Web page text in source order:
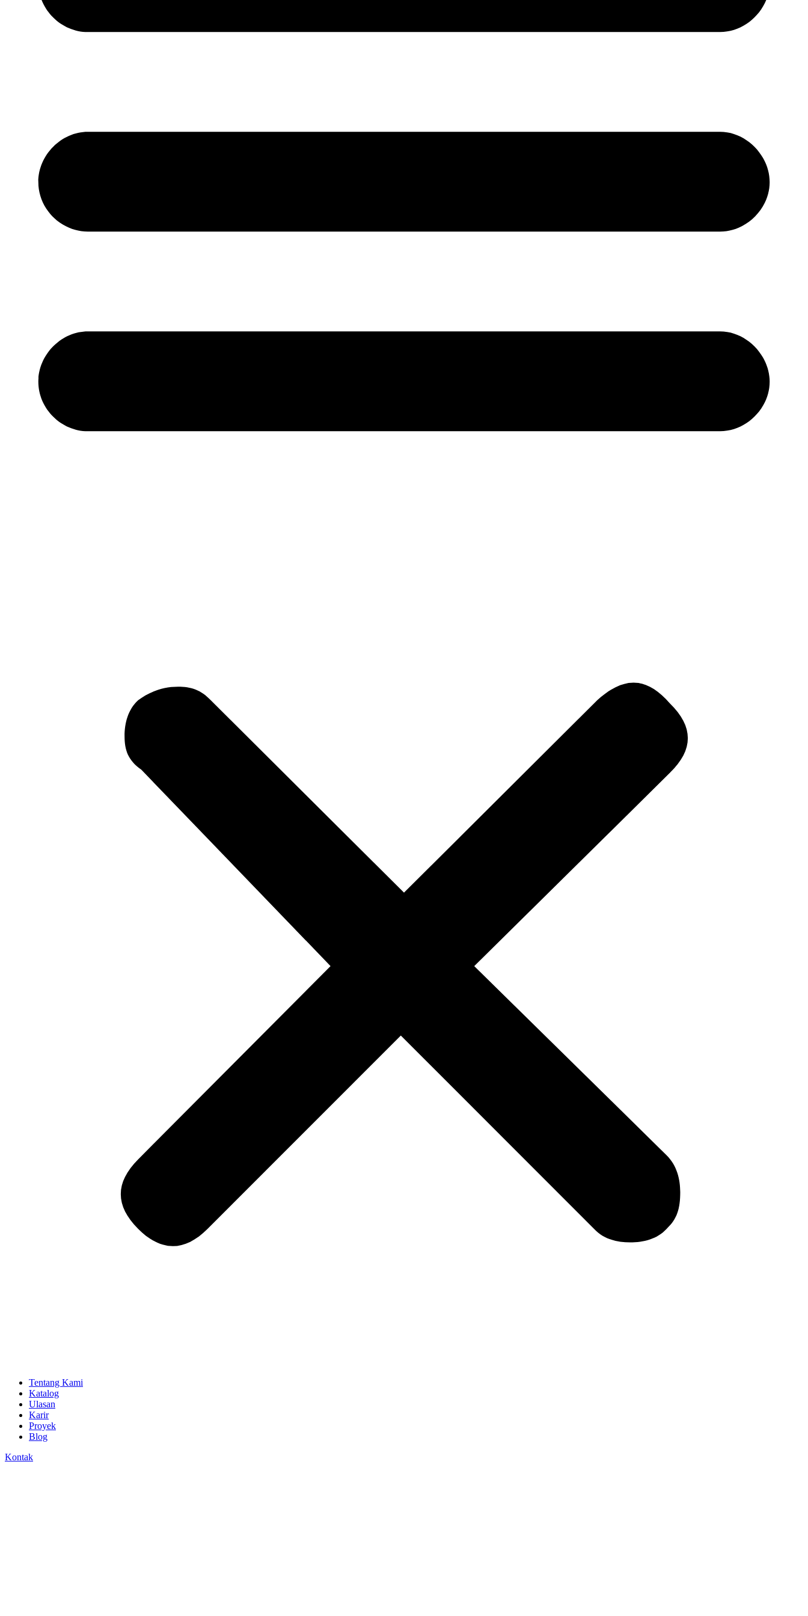
Tentang Kami
Katalog
Ulasan
Karir
Proyek
Blog
Kontak